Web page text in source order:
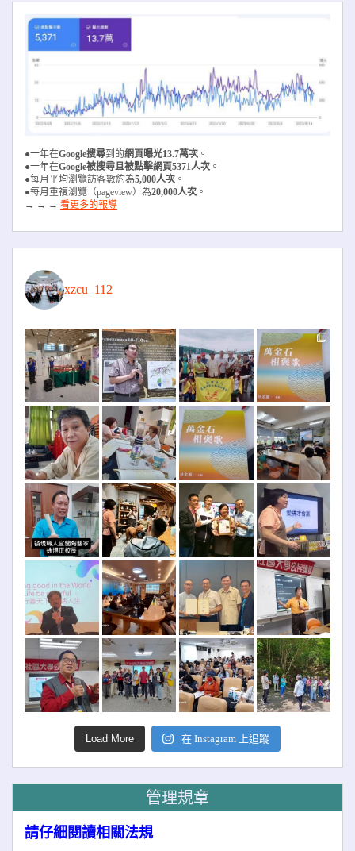
●一年在Google搜尋到的網頁曝光13.7萬次 。
●一年在Google被搜尋且被點擊網頁5371人次 。
●每月平均瀏覽訪客數約為5,000人次 。
●每月重複瀏覽（pageview）為20,000人次 。
→ → → 看更多的報導
xzcu_112
Load More 在 Instagram 上追蹤
管理規章
請仔細閱讀相關法規